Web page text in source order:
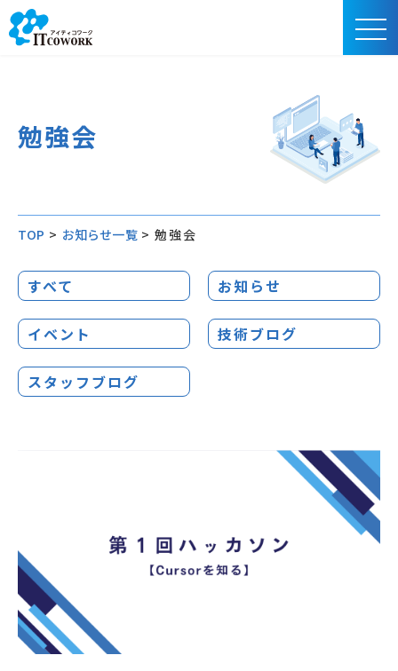
勉強会
TOP > お知らせ一覧 > 勉強会
すべて お知らせ
イベント 技術ブログ
スタッフブログ